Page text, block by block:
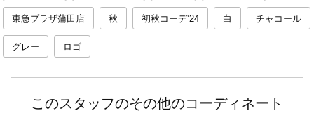
東急プラザ蒲田店 秋 初秋コーデ’24 白 チャコール
グレー ロゴ
このスタッフのその他のコーディネート